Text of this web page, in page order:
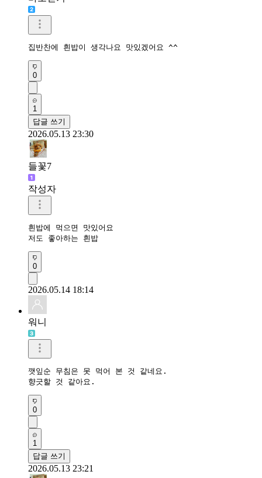
집반찬에 흰밥이 생각나요 맛있겠어요 ^^
0
1
답글 쓰기
2026.05.13 23:30
들꽃7
작성자
흰밥에 먹으면 맛있어요
저도 좋아하는 흰밥
0
2026.05.14 18:14
워니
깻잎순 무침은 못 먹어 본 것 같네요.
향긋할 것 같아요.
0
1
답글 쓰기
2026.05.13 23:21